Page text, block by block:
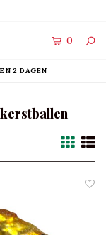
0
2 DAGEN